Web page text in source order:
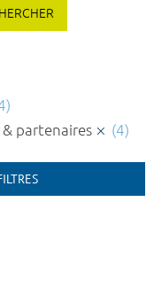
& partenaires
(4)